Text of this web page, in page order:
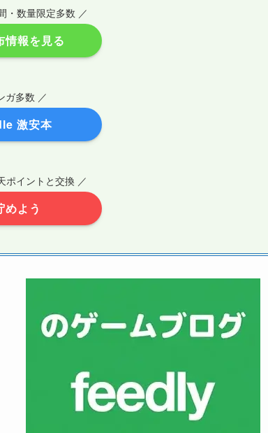
・数量限定多数 ／
情報を見る
ガ多数 ／
激安本
ポイントと交換 ／
めよう